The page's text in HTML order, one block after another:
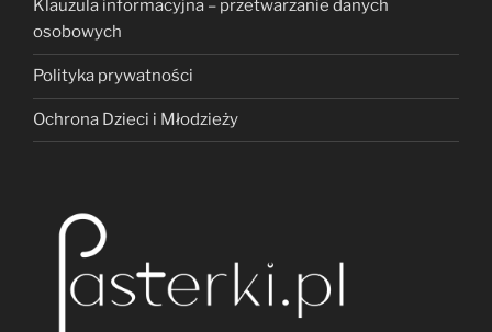
Klauzula informacyjna – przetwarzanie danych
osobowych
Polityka prywatności
Ochrona Dzieci i Młodzieży